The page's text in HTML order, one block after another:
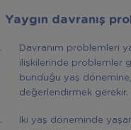
Yaygın davranış
Davranım problemleri
ilişkilerinde problemler
bunduğu yaş dönemine,
değerlendirmek gerekir.
İki yaş döneminde